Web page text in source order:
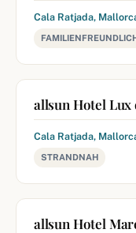
Cala Ratjada,
allsun Hotel Lux
Cala Ratjada,
STRANDNAH
allsun Hotel